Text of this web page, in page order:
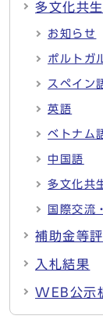
多文化共
お知らせ
ポルトガ
スペイン
英語
ベトナム
中国語
多文化共
国際交流
補助金等
入札結果
WEB公示